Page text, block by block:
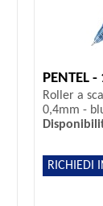
PENTEL
Roller a
0,4mm -
RICHIEDI